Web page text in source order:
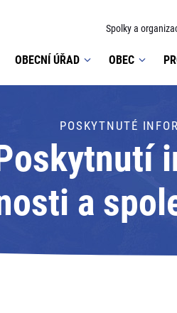
Spolky a
OBECNÍ ÚŘAD OBEC
POSKYTNUTÉ
a